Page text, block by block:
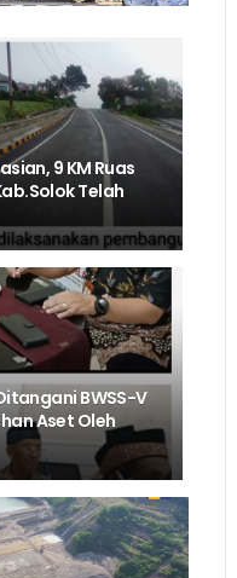
9 KM Ruas
Telah
BWSS-V
Aset Oleh